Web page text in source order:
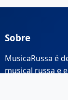
Sobre
MusicaRussa é
musical russa e